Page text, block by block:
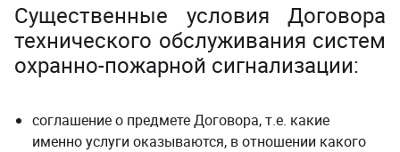
Существенные условия Договора
технического обслуживания систем
охранно-пожарной сигнализации:
соглашение о предмете Договора, т.е. какие
именно услуги оказываются, в отношении какого